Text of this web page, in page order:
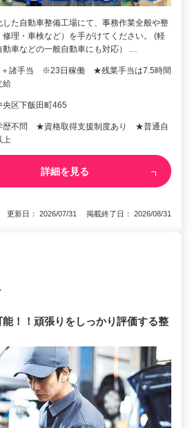
した自動車整備工場にて、事務作業全般や整
修理・車検など）を手がけてください。 (軽
動車などの一般自動車にも対応） …
＋諸手当 ※23日稼働 ★残業手当は7.5時間
給
央区下飯田町465
歴不問 ★資格取得支援制度あり ★普通自
上
詳細を見る
更新日： 2026/07/31 掲載終了日： 2026/08/31
！！頑張りをしっかり評価する整